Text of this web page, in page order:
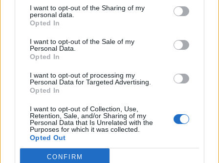
I want to opt-out of the Sharing of my
personal data.
Opted In
I want to opt-out of the Sale of my
Personal Data.
Opted In
I want to opt-out of processing my
Personal Data for Targeted Advertising.
Opted In
I want to opt-out of Collection, Use,
Retention, Sale, and/or Sharing of my
Personal Data that Is Unrelated with the
Purposes for which it was collected.
Opted Out
CONFIRM
Altri articoli che potrebbero piacerti